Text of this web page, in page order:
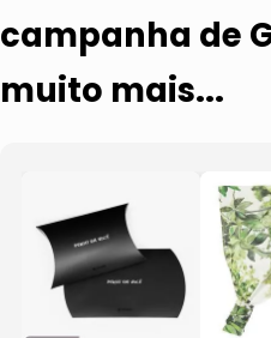
campanha de
muito mais...